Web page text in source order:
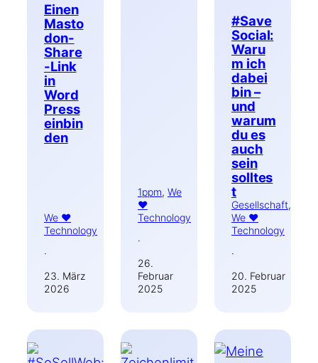
Einen
Masto
don-
Share
-Link
in
Word
Press
einbin
den
We ♥
Technology
·
23. März
2026
1ppm, We
♥
Technology
·
26.
Februar
2025
#Save
Social:
Waru
m ich
dabei
bin –
und
warum
du es
auch
sein
solltes
t
Gesellschaft
We ♥
Technology
·
20. Februar
2025